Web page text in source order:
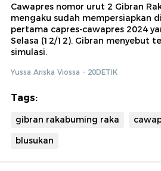
Cawapres nomor urut 2 Gibran
mengaku sudah mempersiapkan
pertama capres-cawapres 2024
Selasa (12/12). Gibran menyebut
simulasi.
Yussa Ariska Viossa - 20DETIK
Tags:
gibran rakabuming raka
blusukan